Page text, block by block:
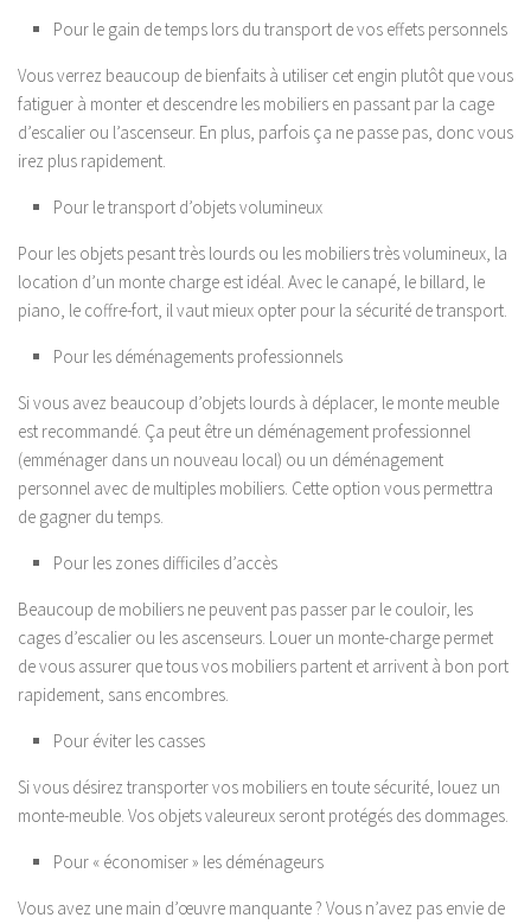
Pour le gain de temps lors du transport de vos effets personnels
Vous verrez beaucoup de bienfaits à utiliser cet engin plutôt que vous
fatiguer à monter et descendre les mobiliers en passant par la cage
d’escalier ou l’ascenseur. En plus, parfois ça ne passe pas, donc vous
irez plus rapidement.
Pour le transport d’objets volumineux
Pour les objets pesant très lourds ou les mobiliers très volumineux, la
location d’un monte charge est idéal. Avec le canapé, le billard, le
piano, le coffre-fort, il vaut mieux opter pour la sécurité de transport.
Pour les déménagements professionnels
Si vous avez beaucoup d’objets lourds à déplacer, le monte meuble
est recommandé. Ça peut être un déménagement professionnel
(emménager dans un nouveau local) ou un déménagement
personnel avec de multiples mobiliers. Cette option vous permettra
de gagner du temps.
Pour les zones difficiles d’accès
Beaucoup de mobiliers ne peuvent pas passer par le couloir, les
cages d’escalier ou les ascenseurs. Louer un monte-charge permet
de vous assurer que tous vos mobiliers partent et arrivent à bon port
rapidement, sans encombres.
Pour éviter les casses
Si vous désirez transporter vos mobiliers en toute sécurité, louez un
monte-meuble. Vos objets valeureux seront protégés des dommages.
Pour « économiser » les déménageurs
Vous avez une main d’œuvre manquante ? Vous n’avez pas envie de